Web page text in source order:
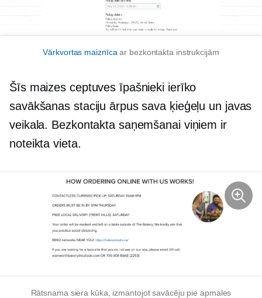
Vārkvortas maiznīca ar bezkontakta instrukcijām
Šīs maizes ceptuves īpašnieki ierīko
savākšanas staciju ārpus sava ķieģeļu un javas
veikala. Bezkontakta saņemšanai viņiem ir
noteikta vieta.
Rātsnama siera kūka, izmantojot savācēju pie apmales